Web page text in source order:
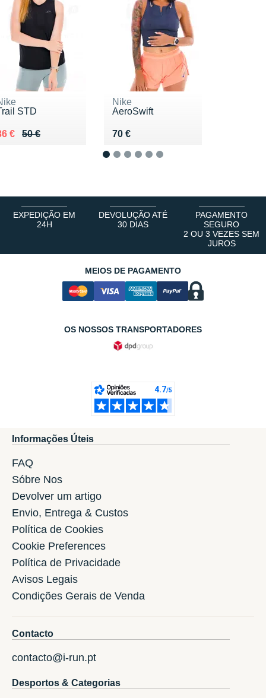
STD
50 €
lieu de 50 €
€ 36 €
Nike
AeroSwift
70 €
Vendu 70 €
EXPEDIÇÃO EM
24H
DEVOLUÇÃO ATÉ
30 DIAS
PAGAMENTO
SEGURO
2 OU 3 VEZES SEM
JUROS
MEIOS DE PAGAMENTO
OS NOSSOS TRANSPORTADORES
Informações Úteis
FAQ
Sóbre Nos
Devolver um artigo
Envio, Entrega & Custos
Política de Cookies
Cookie Preferences
Política de Privacidade
Avisos Legais
Condições Gerais de Venda
Contacto
contacto@i-run.pt
Desportos & Categorias